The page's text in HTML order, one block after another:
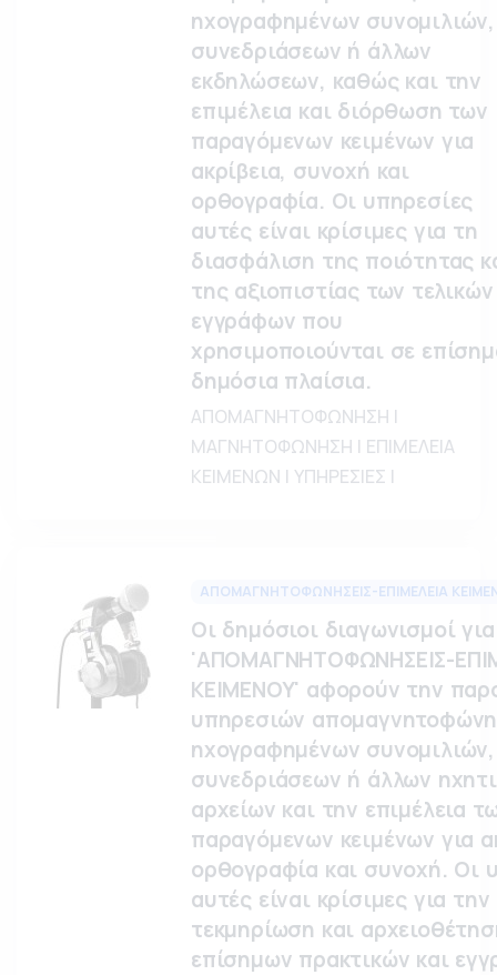
ηχογραφημένων συνομιλιών,
συνεδριάσεων ή άλλων
εκδηλώσεων, καθώς και την
επιμέλεια και διόρθωση των
παραγόμενων κειμένων για
ακρίβεια, συνοχή και
ορθογραφία. Οι υπηρεσίες
αυτές είναι κρίσιμες για τη
διασφάλιση της ποιότητας
της αξιοπιστίας των τελικών
εγγράφων που
χρησιμοποιούνται σε
δημόσια πλαίσια.
ΑΠΟΜΑΓΝΗΤΟΦΩΝΗΣΗ |
ΜΑΓΝΗΤΟΦΩΝΗΣΗ | ΕΠΙΜΕΛΕΙΑ
ΚΕΙΜΕΝΩΝ | ΥΠΗΡΕΣΙΕΣ |
ΑΠΟΜΑΓΝΗΤΟΦΩΝΗΣΕΙΣ-ΕΠΙΜΕΛΕΙΑ
Οι δημόσιοι διαγωνισμοί για
'ΑΠΟΜΑΓΝΗΤΟΦΩΝΗΣΕΙΣ-
ΚΕΙΜΕΝΟΥ' αφορούν την
υπηρεσιών
ηχογραφημένων συνομιλιών,
συνεδριάσεων ή άλλων
αρχείων και την επιμέλεια
παραγόμενων κειμένων για
ορθογραφία και συνοχή. Οι
αυτές είναι κρίσιμες για την
τεκμηρίωση και
επίσημων πρακτικών και